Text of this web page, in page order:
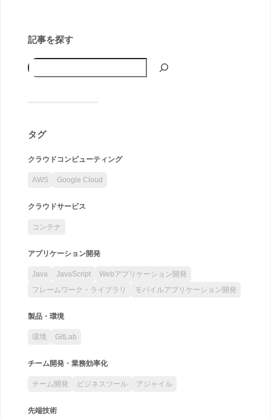
記事を探す
タグ
クラウドコンピューティング
AWS Google Cloud
クラウドサービス
コンテナ
アプリケーション開発
Java JavaScript
Webアプリケーション開発
フレームワーク・ライブラリ
モバイルアプリケーション開発
製品・環境
環境 GitLab
チーム開発・業務効率化
チーム開発 ビジネスツール アジャイル
先端技術